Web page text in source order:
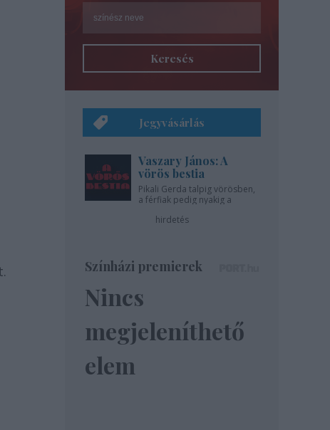
Keresés
Jegyvásárlás
Vaszary János: A
vörös bestia
Pikali Gerda talpig vörösben,
a férfiak pedig nyakig a
hirdetés
Színházi premierek
Nincs
megjeleníthető
elem